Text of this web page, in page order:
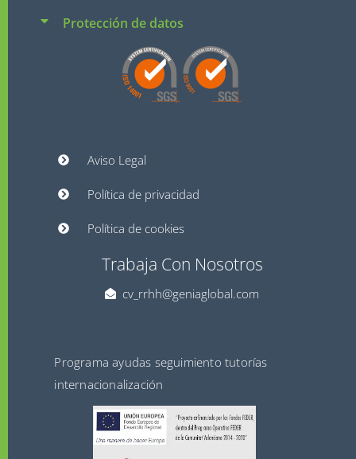
Protección de datos
Aviso Legal
Política de privacidad
Política de cookies
Trabaja Con Nosotros
cv_rrhh@geniaglobal.com
Programa ayudas seguimiento tutorías
internacionalización